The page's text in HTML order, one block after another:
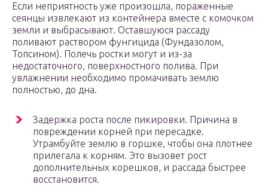
Если неприятность уже произошла, пораженные
сеянцы извлекают из контейнера вместе с комочком
земли и выбрасывают. Оставшуюся рассаду
поливают раствором фунгицида (Фундазолом,
Топсином). Полечь ростки могут и из-за
недостаточного, поверхностного полива. При
увлажнении необходимо промачивать землю
полностью, до дна.
Задержка роста после пикировки. Причина в
повреждении корней при пересадке.
Утрамбуйте землю в горшке, чтобы она плотнее
прилегала к корням. Это вызовет рост
дополнительных корешков, и рассада быстрее
восстановится.